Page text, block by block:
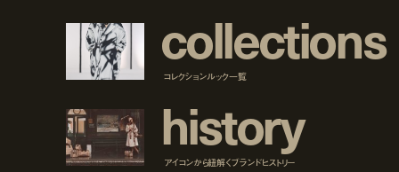
collections
コレクションルック一覧
history
アイコンから紐解くブランドヒストリー